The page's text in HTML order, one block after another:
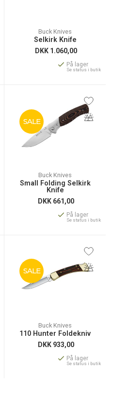
Buck Knives
Selkirk Knife
DKK 1.060,00
På lager
Se status i butik
SALE
Buck Knives
Small Folding Selkirk
Knife
DKK 661,00
På lager
Se status i butik
SALE
Buck Knives
110 Hunter Foldekniv
DKK 933,00
På lager
Se status i butik